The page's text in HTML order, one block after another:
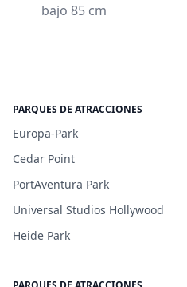
bajo 85 cm
PARQUES DE ATRACCIONES
Europa-Park
Cedar Point
PortAventura Park
Universal Studios Hollywood
Heide Park